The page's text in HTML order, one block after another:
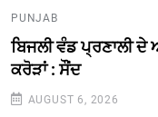
PUNJAB
ਬਿਜਲੀ ਵੰਡ ਪ੍ਰਣਾਲੀ
ਕਰੋੜਾਂ : ਸੌਂਦ
AUGUST 6, 2026